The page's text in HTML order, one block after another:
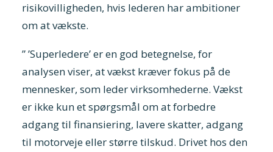
risikovilligheden, hvis lederen har ambitioner
om at vækste.
” ’Superledere’ er en god betegnelse, for
analysen viser, at vækst kræver fokus på de
mennesker, som leder virksomhederne. Vækst
er ikke kun et spørgsmål om at forbedre
adgang til finansiering, lavere skatter, adgang
til motorveje eller større tilskud. Drivet hos den